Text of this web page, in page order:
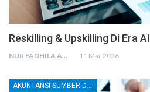
Reskilling & Upskilling Di Era AI
NUR FADHILA AMRI, SE., AK., M.SI 11 Mar 2026
AKUNTANSI SUMBER DAYA MANUSIA (SDM)